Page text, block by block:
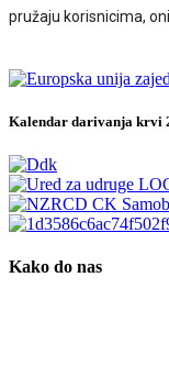
pružaju korisnicima,
Kalendar darivanja krvi
Kako do nas